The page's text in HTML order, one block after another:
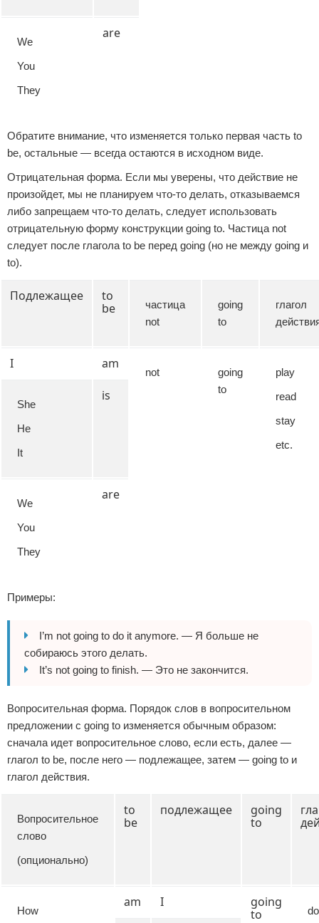
We
You
They
are
Обратите внимание, что изменяется только первая часть to
be, остальные — всегда остаются в исходном виде.
Отрицательная форма. Если мы уверены, что действие не
произойдет, мы не планируем что-то делать, отказываемся
либо запрещаем что-то делать, следует использовать
отрицательную форму конструкции going to. Частица not
следует после глагола to be перед going (но не между going и
to).
Подлежащее
to
be
частица
not
going
to
глагол
I am
not
going
to
play
read
stay
etc.
She
He
It
is
We
You
They
are
Примеры:
I’m not going to do it anymore. — Я больше не
собираюсь этого делать.
It’s not going to finish. — Это не закончится.
Вопросительная форма. Порядок слов в вопросительном
предложении с going to изменяется обычным образом:
сначала идет вопросительное слово, если есть, далее —
глагол to be, после него — подлежащее, затем — going to и
глагол действия.
Вопросительное
слово
(опционально)
to
be
подлежащее
going
to
How
am I
going
to
do